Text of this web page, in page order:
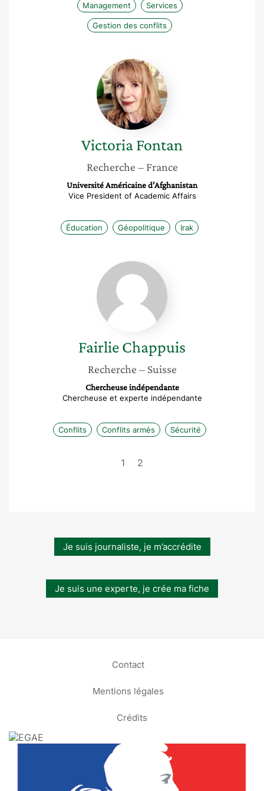
Management Services
Gestion des conflits
Victoria
Fontan
VictoriaFontan
Recherche – France
Université Américaine d’Afghanistan
Vice President of Academic Affairs
Éducation Géopolitique Irak
Fairlie
Chappuis
FairlieChappuis
Recherche – Suisse
Chercheuse indépendante
Chercheuse et experte indépendante
Conflits Conflits armés Sécurité
1 2
Je suis journaliste, je m’accrédite
Je suis une experte, je crée ma fiche
Contact
Mentions légales
Crédits